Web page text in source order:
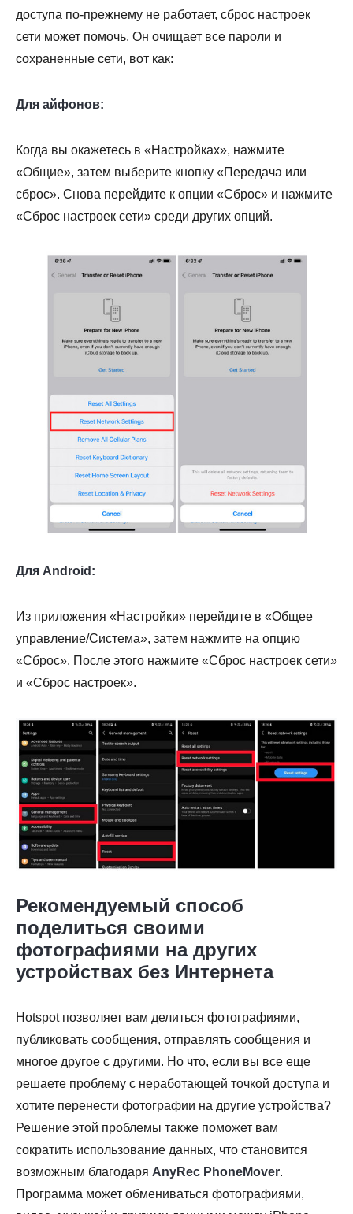
доступа по-прежнему не работает, сброс настроек
сети может помочь. Он очищает все пароли и
сохраненные сети, вот как:
Для айфонов:
Когда вы окажетесь в «Настройках», нажмите
«Общие», затем выберите кнопку «Передача или
сброс». Снова перейдите к опции «Сброс» и нажмите
«Сброс настроек сети» среди других опций.
Для Android:
Из приложения «Настройки» перейдите в «Общее
управление/Система», затем нажмите на опцию
«Сброс». После этого нажмите «Сброс настроек сети»
и «Сброс настроек».
Рекомендуемый способ
поделиться своими
фотографиями на других
устройствах без Интернета
Hotspot позволяет вам делиться фотографиями,
публиковать сообщения, отправлять сообщения и
многое другое с другими. Но что, если вы все еще
решаете проблему с неработающей точкой доступа и
хотите перенести фотографии на другие устройства?
Решение этой проблемы также поможет вам
сократить использование данных, что становится
возможным благодаря AnyRec PhoneMover.
Программа может обмениваться фотографиями,